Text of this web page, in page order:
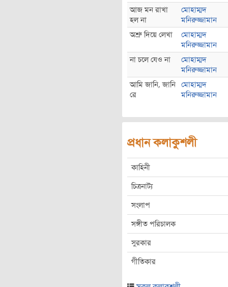
আজ মন রাখা
হল না
মোহাম্মদ
মনিরুজ্জামান
অশ্রু দিয়ে লেখা
মোহাম্মদ
মনিরুজ্জামান
না চলে যেও না
মোহাম্মদ
মনিরুজ্জামান
আমি জানি, জানি
রে
মোহাম্মদ
মনিরুজ্জামান
প্রধান কলাকুশলী
কাহিনী
চিত্রনাট্য
সংলাপ
সঙ্গীত পরিচালক
সুরকার
গীতিকার